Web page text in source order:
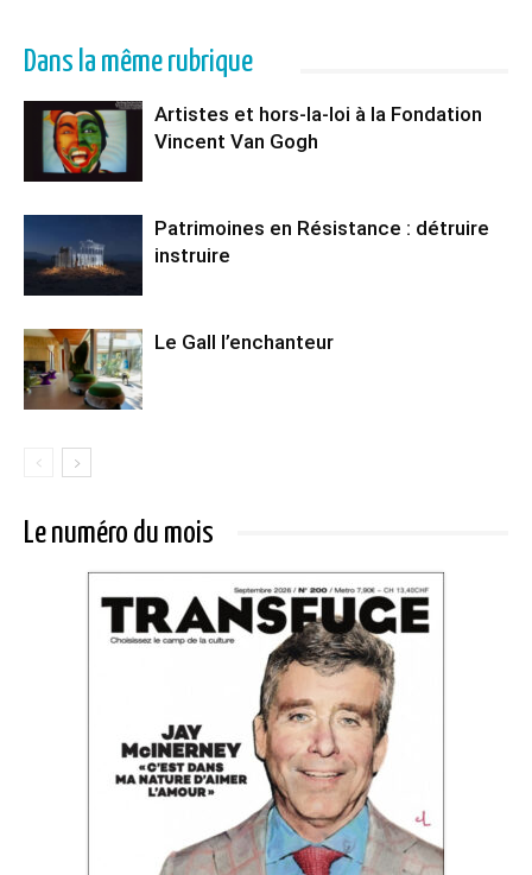
Dans la même rubrique
Artistes et hors-la-loi à la Fondation
Vincent Van Gogh
Patrimoines en Résistance : détruire
instruire
Le Gall l’enchanteur
Le numéro du mois